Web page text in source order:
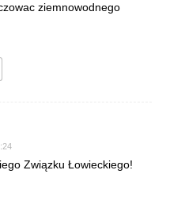
ziemnowodnego
Związku Łowieckiego!